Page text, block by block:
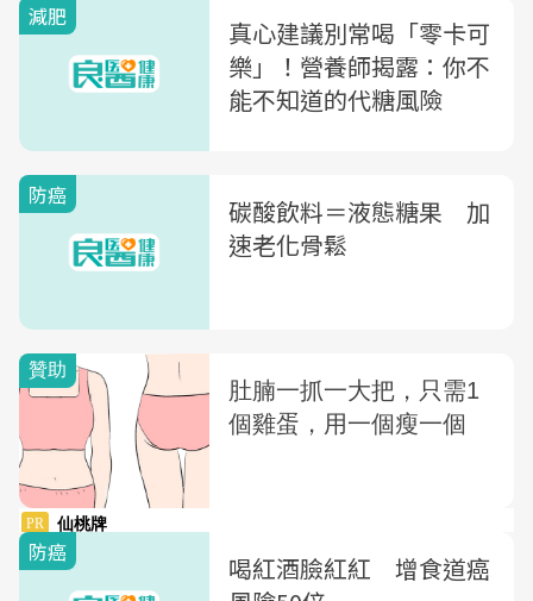
減肥
真心建議別常喝「零卡可
樂」！營養師揭露：你不
能不知道的代糖風險
防癌
碳酸飲料＝液態糖果 加
速老化骨鬆
防癌
喝紅酒臉紅紅 增食道癌